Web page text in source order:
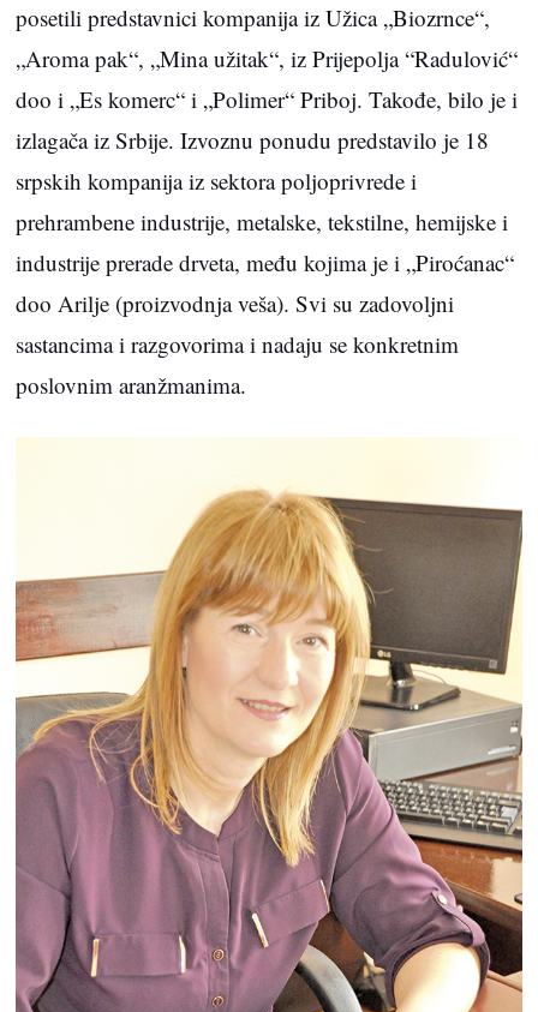
posetili predstavnici kompanija iz Užica „Biozrnce“,
„Aroma pak“, „Mina užitak“, iz Prijepolja “Radulović“
doo i „Es komerc“ i „Polimer“ Priboj. Takođe, bilo je i
izlagača iz Srbije. Izvoznu ponudu predstavilo je 18
srpskih kompanija iz sektora poljoprivrede i
prehrambene industrije, metalske, tekstilne, hemijske i
industrije prerade drveta, među kojima je i „Piroćanac“
doo Arilje (proizvodnja veša). Svi su zadovoljni
sastancima i razgovorima i nadaju se konkretnim
poslovnim aranžmanima.